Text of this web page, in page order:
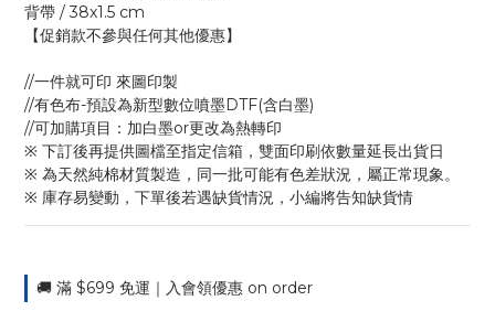
背帶 / 38x1.5 cm
【促銷款不參與任何其他優惠】
//一件就可印 來圖印製
//有色布-預設為新型數位噴墨DTF(含白墨)
//可加購項目：加白墨or更改為熱轉印
※ 下訂後再提供圖檔至指定信箱，雙面印刷依數量延長出貨日
※ 為天然純棉材質製造，同一批可能有色差狀況，屬正常現象。
※ 庫存易變動，下單後若遇缺貨情況，小編將告知缺貨情
🚚 滿 $699 免運｜入會領優惠 on order